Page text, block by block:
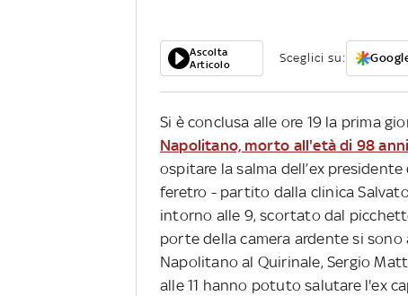
Ascolta
Articolo
Sceglici su:
Si è conclusa alle ore 19 la prima
Napolitano, morto all'età di 98 anni
ospitare la salma dell’ex
feretro - partito dalla clinica
intorno alle 9, scortato dal
porte della camera ardente si sono
Napolitano al Quirinale, Sergio
alle 11 hanno potuto salutare l'ex